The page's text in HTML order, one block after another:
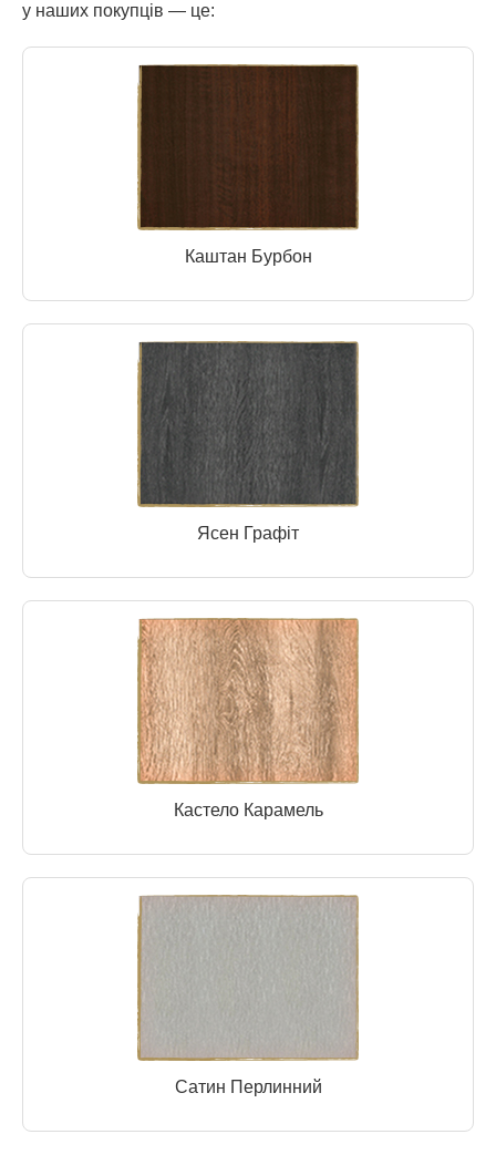
у наших покупців — це:
Каштан Бурбон
Ясен Графіт
Кастело Карамель
Сатин Перлинний